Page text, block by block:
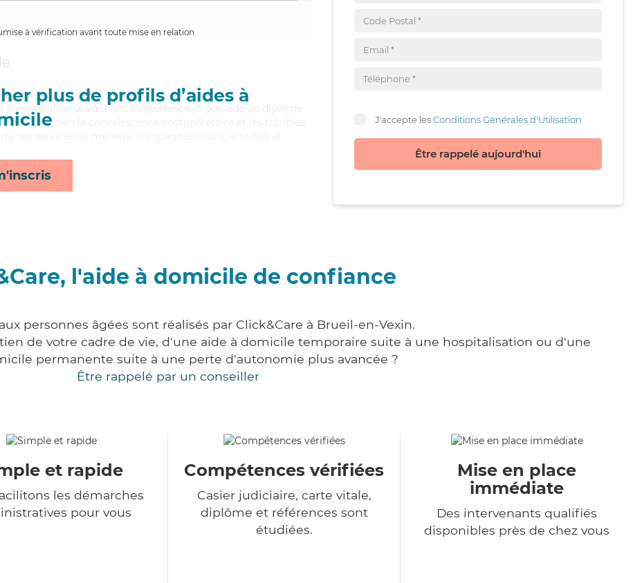
à vérification avant toute mise en relation
plus de profils d’aides à
bienveillante, Lea a 9 ans d'expérience et possède un diplôme
Maitrisant bien la convalescence postopératoire et les troubles
J'accepte lesConditions Générales d'Utilisation
Être rappelé aujourd'hui
l'aide à domicile de confiance
personnes âgées sont réalisés par Click&Care à Brueil-en-Vexin.
de votre cadre de vie, d'une aide à domicile temporaire suite à une hospitalisation ou d'une
permanente suite à une perte d'autonomie plus avancée ?
Être rappelé par un conseiller
et rapide
les démarches
pour vous
Compétences vérifiées
Casier judiciaire, carte vitale,
diplôme et références sont
étudiées.
Mise en place
immédiate
Des intervenants qualifiés
disponibles près de chez vous